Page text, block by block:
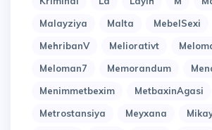
Malayziya
Malta MebelSexi
MehribanV
Meliorativt
Meloman7
Memorandum
Menimmetbexim
MetbaxinAgasi
Metrostansiya
Meyxana